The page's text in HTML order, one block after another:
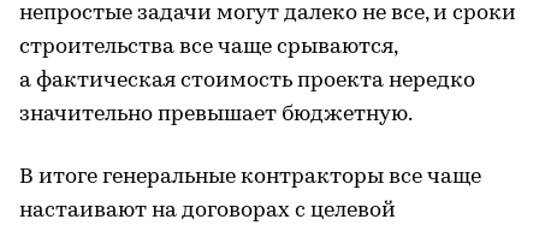
непростые задачи могут далеко не все, и сроки
строительства все чаще срываются,
а фактическая стоимость проекта нередко
значительно превышает бюджетную.
В итоге генеральные контракторы все чаще
настаивают на договорах с целевой